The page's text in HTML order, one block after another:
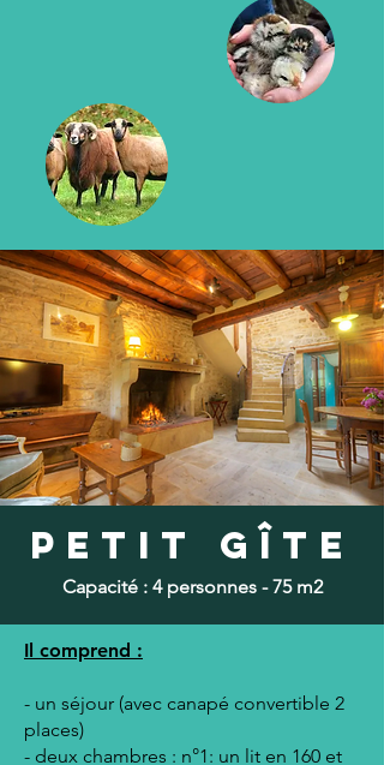
PETIT Gîte
Capacité : 4 personnes - 75 m2
Il comprend :
- un séjour (avec canapé convertible 2
places)
- deux chambres : n°1: un lit en 160 et